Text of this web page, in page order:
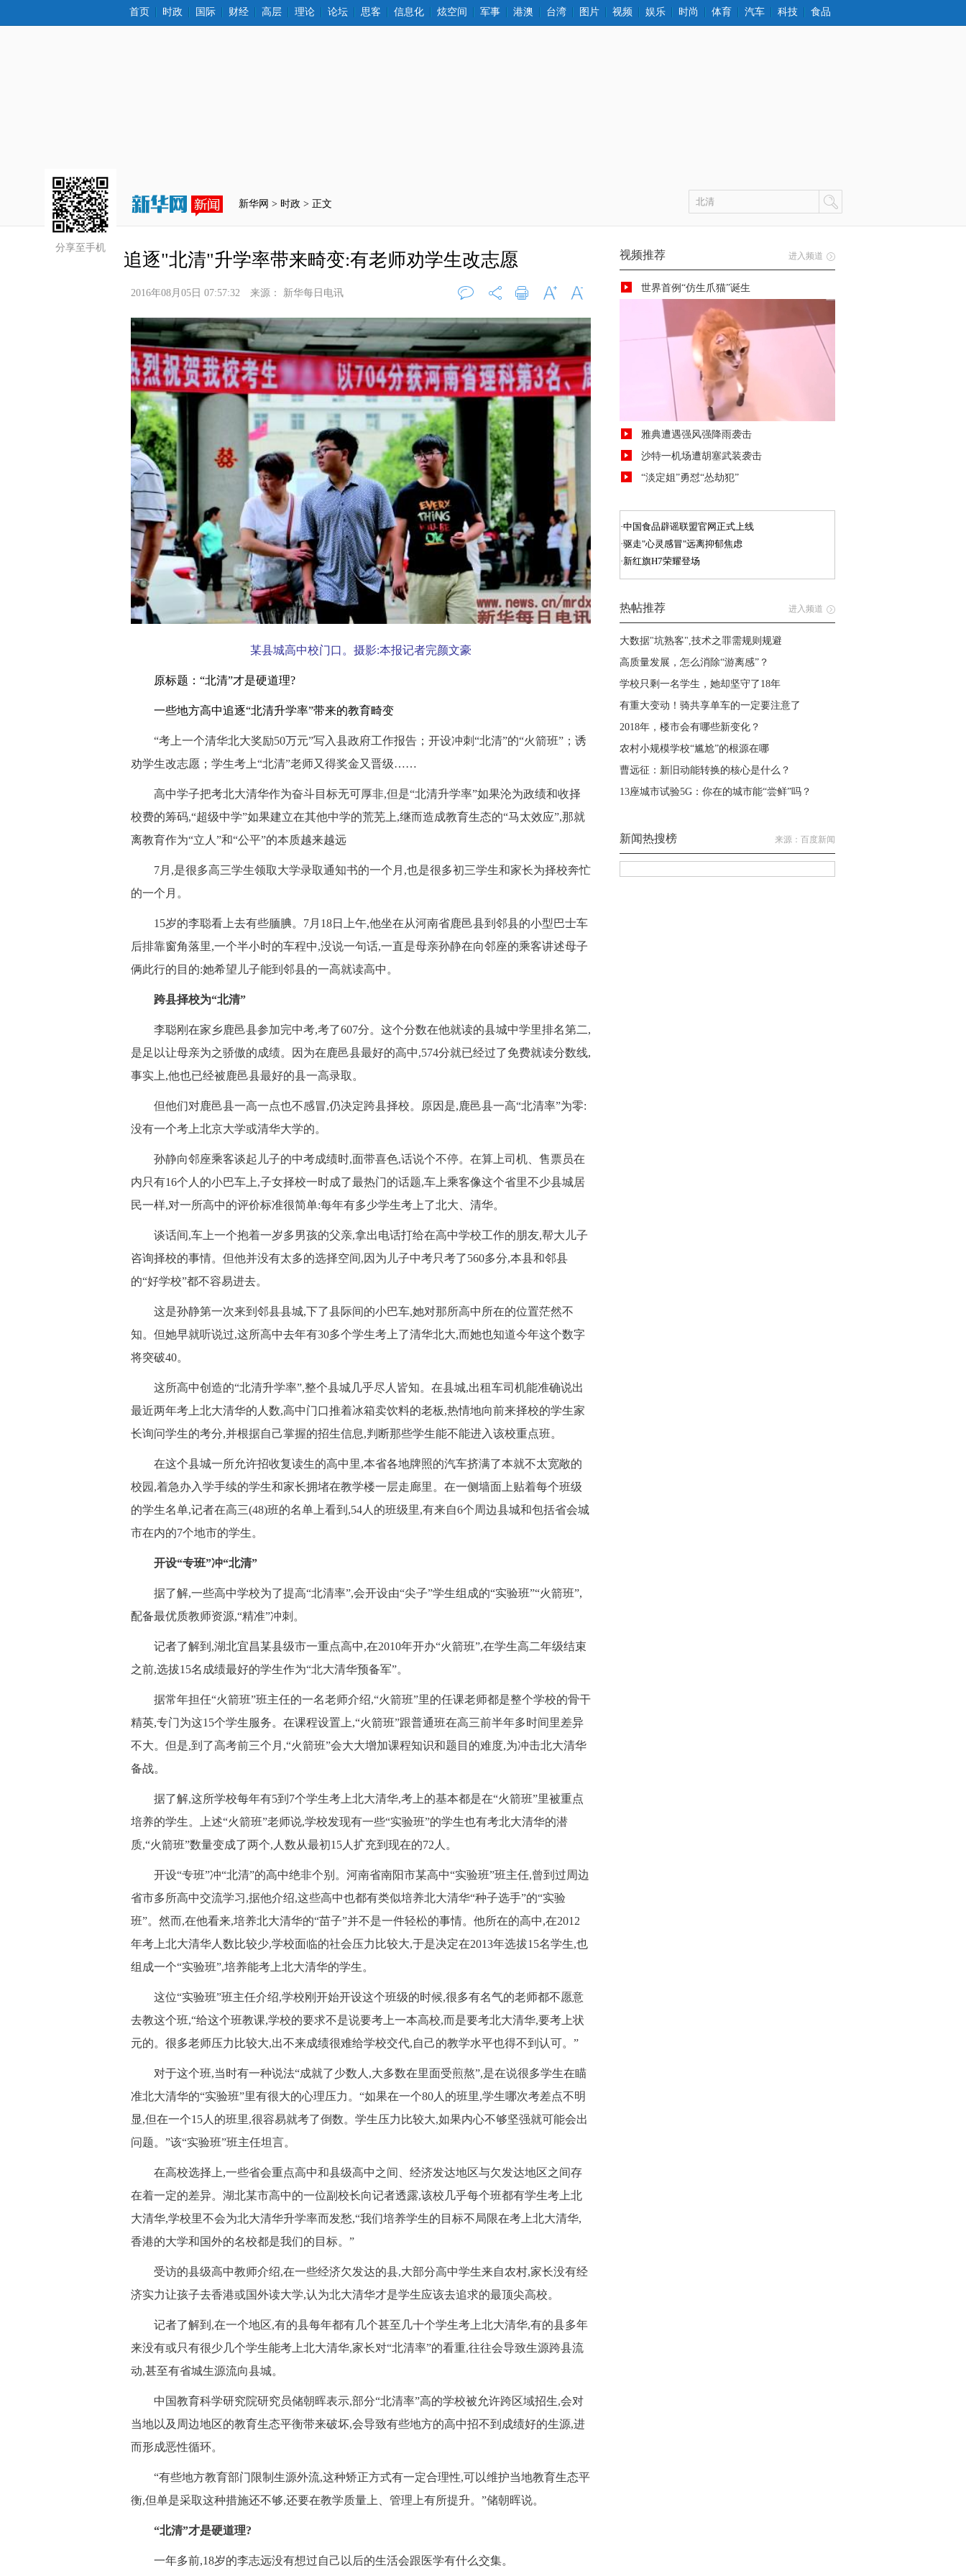
首页 时政 国际 财经 高层 理论 论坛 思客 信息化 炫空间 军事 港澳 台湾 图片 视频 娱乐 时尚 体育 汽车 科技 食品
新华网 > 时政 > 正文
分享至手机
追逐"北清"升学率带来畸变:有老师劝学生改志愿
2016年08月05日 07:57:32 来源： 新华每日电讯
评论0 打印 字大 字小
某县城高中校门口。摄影:本报记者完颜文豪
原标题： “北清”才是硬道理?
一些地方高中追逐“北清升学率”带来的教育畸变
“考上一个清华北大奖励50万元”写入县政府工作报告；开设冲刺“北清”的“火箭班”；诱
劝学生改志愿；学生考上“北清”老师又得奖金又晋级……
高中学子把考北大清华作为奋斗目标无可厚非,但是“北清升学率”如果沦为政绩和收择
校费的筹码,“超级中学”如果建立在其他中学的荒芜上,继而造成教育生态的“马太效应”,那就
离教育作为“立人”和“公平”的本质越来越远
7月,是很多高三学生领取大学录取通知书的一个月,也是很多初三学生和家长为择校奔忙
的一个月。
15岁的李聪看上去有些腼腆。7月18日上午,他坐在从河南省鹿邑县到邻县的小型巴士车
后排靠窗角落里,一个半小时的车程中,没说一句话,一直是母亲孙静在向邻座的乘客讲述母子
俩此行的目的:她希望儿子能到邻县的一高就读高中。
跨县择校为“北清”
李聪刚在家乡鹿邑县参加完中考,考了607分。这个分数在他就读的县城中学里排名第二,
是足以让母亲为之骄傲的成绩。因为在鹿邑县最好的高中,574分就已经过了免费就读分数线,
事实上,他也已经被鹿邑县最好的县一高录取。
但他们对鹿邑县一高一点也不感冒,仍决定跨县择校。原因是,鹿邑县一高“北清率”为零:
没有一个考上北京大学或清华大学的。
孙静向邻座乘客谈起儿子的中考成绩时,面带喜色,话说个不停。在算上司机、售票员在
内只有16个人的小巴车上,子女择校一时成了最热门的话题,车上乘客像这个省里不少县城居
民一样,对一所高中的评价标准很简单:每年有多少学生考上了北大、清华。
谈话间,车上一个抱着一岁多男孩的父亲,拿出电话打给在高中学校工作的朋友,帮大儿子
咨询择校的事情。但他并没有太多的选择空间,因为儿子中考只考了560多分,本县和邻县
的“好学校”都不容易进去。
这是孙静第一次来到邻县县城,下了县际间的小巴车,她对那所高中所在的位置茫然不
知。但她早就听说过,这所高中去年有30多个学生考上了清华北大,而她也知道今年这个数字
将突破40。
这所高中创造的“北清升学率”,整个县城几乎尽人皆知。在县城,出租车司机能准确说出
最近两年考上北大清华的人数,高中门口推着冰箱卖饮料的老板,热情地向前来择校的学生家
长询问学生的考分,并根据自己掌握的招生信息,判断那些学生能不能进入该校重点班。
在这个县城一所允许招收复读生的高中里,本省各地牌照的汽车挤满了本就不太宽敞的
校园,着急办入学手续的学生和家长拥堵在教学楼一层走廊里。在一侧墙面上贴着每个班级
的学生名单,记者在高三(48)班的名单上看到,54人的班级里,有来自6个周边县城和包括省会城
市在内的7个地市的学生。
开设“专班”冲“北清”
据了解,一些高中学校为了提高“北清率”,会开设由“尖子”学生组成的“实验班”“火箭班”,
配备最优质教师资源,“精准”冲刺。
记者了解到,湖北宜昌某县级市一重点高中,在2010年开办“火箭班”,在学生高二年级结束
之前,选拔15名成绩最好的学生作为“北大清华预备军”。
据常年担任“火箭班”班主任的一名老师介绍,“火箭班”里的任课老师都是整个学校的骨干
精英,专门为这15个学生服务。在课程设置上,“火箭班”跟普通班在高三前半年多时间里差异
不大。但是,到了高考前三个月,“火箭班”会大大增加课程知识和题目的难度,为冲击北大清华
备战。
据了解,这所学校每年有5到7个学生考上北大清华,考上的基本都是在“火箭班”里被重点
培养的学生。上述“火箭班”老师说,学校发现有一些“实验班”的学生也有考北大清华的潜
质,“火箭班”数量变成了两个,人数从最初15人扩充到现在的72人。
开设“专班”冲“北清”的高中绝非个别。河南省南阳市某高中“实验班”班主任,曾到过周边
省市多所高中交流学习,据他介绍,这些高中也都有类似培养北大清华“种子选手”的“实验
班”。然而,在他看来,培养北大清华的“苗子”并不是一件轻松的事情。他所在的高中,在2012
年考上北大清华人数比较少,学校面临的社会压力比较大,于是决定在2013年选拔15名学生,也
组成一个“实验班”,培养能考上北大清华的学生。
这位“实验班”班主任介绍,学校刚开始开设这个班级的时候,很多有名气的老师都不愿意
去教这个班,“给这个班教课,学校的要求不是说要考上一本高校,而是要考北大清华,要考上状
元的。很多老师压力比较大,出不来成绩很难给学校交代,自己的教学水平也得不到认可。”
对于这个班,当时有一种说法“成就了少数人,大多数在里面受煎熬”,是在说很多学生在瞄
准北大清华的“实验班”里有很大的心理压力。“如果在一个80人的班里,学生哪次考差点不明
显,但在一个15人的班里,很容易就考了倒数。学生压力比较大,如果内心不够坚强就可能会出
问题。”该“实验班”班主任坦言。
在高校选择上,一些省会重点高中和县级高中之间、经济发达地区与欠发达地区之间存
在着一定的差异。湖北某市高中的一位副校长向记者透露,该校几乎每个班都有学生考上北
大清华,学校里不会为北大清华升学率而发愁,“我们培养学生的目标不局限在考上北大清华,
香港的大学和国外的名校都是我们的目标。”
受访的县级高中教师介绍,在一些经济欠发达的县,大部分高中学生来自农村,家长没有经
济实力让孩子去香港或国外读大学,认为北大清华才是学生应该去追求的最顶尖高校。
记者了解到,在一个地区,有的县每年都有几个甚至几十个学生考上北大清华,有的县多年
来没有或只有很少几个学生能考上北大清华,家长对“北清率”的看重,往往会导致生源跨县流
动,甚至有省城生源流向县城。
中国教育科学研究院研究员储朝晖表示,部分“北清率”高的学校被允许跨区域招生,会对
当地以及周边地区的教育生态平衡带来破坏,会导致有些地方的高中招不到成绩好的生源,进
而形成恶性循环。
“有些地方教育部门限制生源外流,这种矫正方式有一定合理性,可以维护当地教育生态平
衡,但单是采取这种措施还不够,还要在教学质量上、管理上有所提升。”储朝晖说。
“北清”才是硬道理?
一年多前,18岁的李志远没有想过自己以后的生活会跟医学有什么交集。